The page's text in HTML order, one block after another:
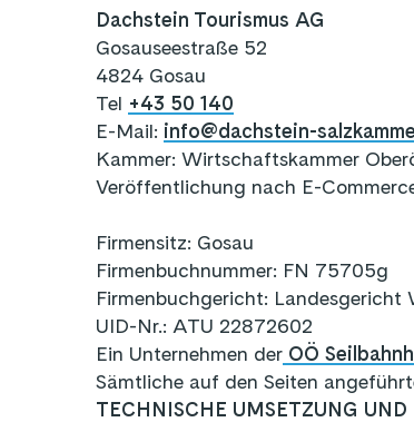
Dachstein Tourismus AG
Gosauseestraße 52
4824 Gosau
Tel +43 50 140
E-Mail: info@dachstein-
Kammer: Wirtschaftskammer
Veröffentlichung nach E-
Firmensitz: Gosau
Firmenbuchnummer: FN 75705g
Firmenbuchgericht: Landesgericht
UID-Nr.: ATU 22872602
Ein Unternehmen derOÖ
Sämtliche auf den Seiten
TECHNISCHE UMSETZUNG UND